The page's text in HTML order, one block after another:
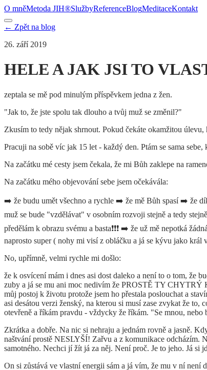
O mněMetoda JIH®SlužbyReferenceBlogMeditaceKontakt
← Zpět na blog
26. září 2019
HELE A JAK JSI TO
zeptala se mě pod minulým příspěvkem jedna z žen.
"Jak to, že jste spolu tak dlouho a tvůj muž se změnil?"
Zkusím to tedy nějak shrnout. Pokud čekáte okamžitou
Pracuji na sobě víc jak 15 let - každý den. Ptám se sama
Na začátku mé cesty jsem čekala, že mi Bůh zaklepe na
Na začátku mého objevování sebe jsem očekávála:
➡️ že budu umět všechno a rychle ➡️ že mě Bůh spasí ➡️ že
muž se bude "vzdělávat" v osobním rozvoji stejně a tedy
předělám k obrazu svému a basta❗️❗️❗️ ➡️ že už mě nepotká
naprosto super ( nohy mi visí z obláčku a já se kývu jako král
No, upřímně, velmi rychle mi došlo:
že k osvícení mám i dnes asi dost daleko a není to o tom, že
zuby a já se mu ani moc nedivím že PROSTĚ TY CHYTRÝ
můj postoj k životu protože jsem ho přestala poslouchat a
asi desátou verzi ženský, na kterou si musí zase zvykat že
otevřeně a říkám pravdu - vždycky že říkám. "Se mnou,
Zkrátka a dobře. Na nic si nehraju a jednám rovně a jasně.
naštvání prostě NESLYŠÍ! Zařvu a z komunikace odcházím.
samotného. Nechci jí žít já za něj. Není proč. Je to jeho. Já si
On si zůstává ve vlastní energii sám a já vím, že mu v ní není